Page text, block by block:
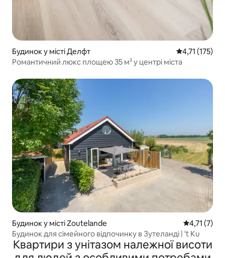
Будинок у місті Делфт Середня
4,71 (175)
Романтичний люкс площею 35 м² у центрі міста
Будинок у місті Zoutelande Середня
4,71 (7)
Будинок для сімейного відпочинку в Зутеланді | 't Ku
Квартири з унітазом належної висоти